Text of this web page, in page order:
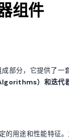
组件
部分，它提供了一
） 和迭代
的用途和性能特征